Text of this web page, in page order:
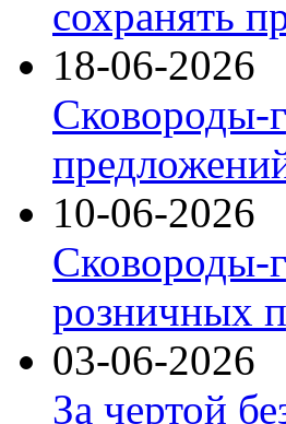
сохранять
18-06-2026
Сковороды-
10-06-2026
Сковороды-
розничных
03-06-2026
За чертой